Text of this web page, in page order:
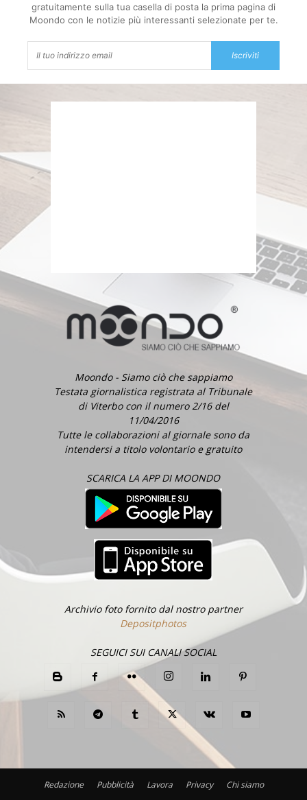
gratuitamente sulla tua casella di posta la prima pagina di
Moondo con le notizie più interessanti selezionate per te.
Iscriviti
Moondo - Siamo ciò che sappiamo
Testata giornalistica registrata al Tribunale
di Viterbo con il numero 2/16 del
11/04/2016
Tutte le collaborazioni al giornale sono da
intendersi a titolo volontario e gratuito
SCARICA LA APP DI MOONDO
Archivio foto fornito dal nostro partner
Depositphotos
SEGUICI SUI CANALI SOCIAL
Redazione Pubblicità Lavora Privacy Chi siamo